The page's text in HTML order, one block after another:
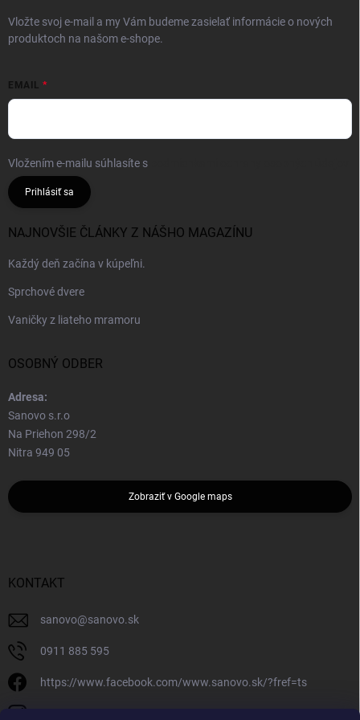
Vložte svoj e-mail a my Vám budeme zasielať informácie o nových
produktoch na našom e-shope.
EMAIL
Vložením e-mailu súhlasíte s
Prihlásiť sa
NAJNOVŠIE ČLÁNKY Z NÁŠHO MAGAZÍNU
Každý deň začína v kúpeľni.
Sprchové dvere
Vaničky z liateho mramoru
OSOBNÝ ODBER
Adresa:
Sanovo s.r.o
Na Priehon 298/2
Nitra 949 05
Zobraziť v Google maps
KONTAKT
sanovo@sanovo.sk
0911 885 595
https://www.facebook.com/www.sanovo.sk/?fref=ts